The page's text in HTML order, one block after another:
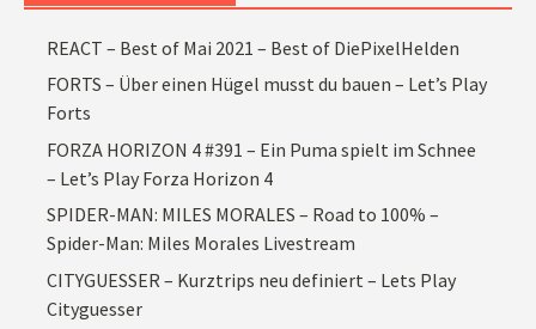
REACT – Best of Mai 2021 – Best of DiePixelHelden
FORTS – Über einen Hügel musst du bauen – Let’s Play
Forts
FORZA HORIZON 4 #391 – Ein Puma spielt im Schnee
– Let’s Play Forza Horizon 4
SPIDER-MAN: MILES MORALES – Road to 100% –
Spider-Man: Miles Morales Livestream
CITYGUESSER – Kurztrips neu definiert – Lets Play
Cityguesser